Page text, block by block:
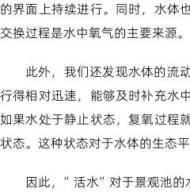
的界面上持续进行。同时，水体
交换过程是水中氧气的主要来源。
此外，我们还发现水体的流
行得相对迅速，能够及时补充水
如果水处于静止状态，复氧过程
状态。这种状态对于水体的生态
因此，”活水”对于景观池的